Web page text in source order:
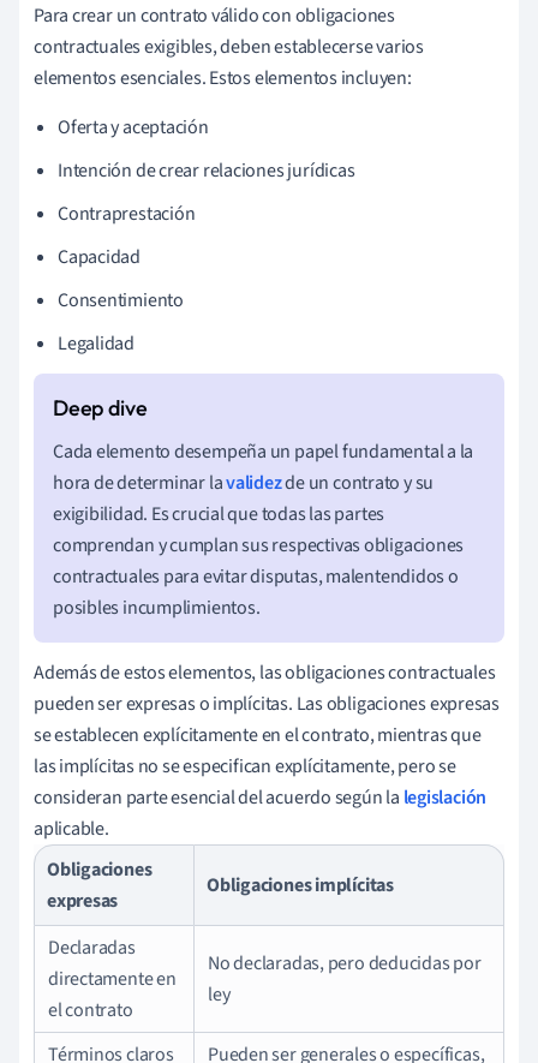
Para crear un contrato válido con obligaciones
contractuales exigibles, deben establecerse varios
elementos esenciales. Estos elementos incluyen:
Oferta y aceptación
Intención de crear relaciones jurídicas
Contraprestación
Capacidad
Consentimiento
Legalidad
Cada elemento desempeña un papel fundamental a la
hora de determinar lavalidezde un contrato y su
exigibilidad. Es crucial que todas las partes
comprendan y cumplan sus respectivas obligaciones
contractuales para evitar disputas, malentendidos o
posibles incumplimientos.
Además de estos elementos, las obligaciones contractuales
pueden ser expresas o implícitas. Las obligaciones expresas
se establecen explícitamente en el contrato, mientras que
las implícitas no se especifican explícitamente, pero se
consideran parte esencial del acuerdo según la legislación
aplicable.
Obligaciones
expresas
Obligaciones implícitas
Declaradas
directamente en
el contrato
No declaradas, pero deducidas por
ley
Términos claros Pueden ser generales o específicas,